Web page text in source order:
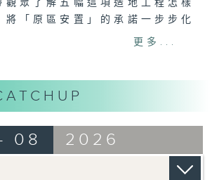
觀眾了解五幅這項造地工程怎樣
將「原區安置」的承諾一步步化
邨的居民，延續對薄扶林南區的
tv/dtt31/
| 晚上8 時25分 | 港台電視31
電台隨身版（RTHK On The
節目：
https://rthk.hk/otg
更多...
08 2026